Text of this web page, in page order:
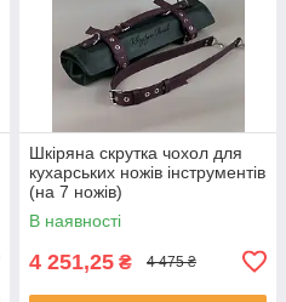
Шкіряна скрутка чохол для
кухарських ножів інструментів
(на 7 ножів)
В наявності
4 251,25 ₴ 4 475 ₴